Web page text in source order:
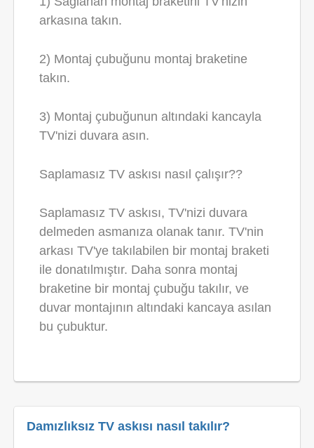
arkasına takın.
2) Montaj çubuğunu montaj braketine
takın.
3) Montaj çubuğunun altındaki kancayla
TV'nizi duvara asın.
Saplamasız TV askısı nasıl çalışır??
Saplamasız TV askısı, TV'nizi duvara
delmeden asmanıza olanak tanır. TV'nin
arkası TV'ye takılabilen bir montaj braketi
ile donatılmıştır. Daha sonra montaj
braketine bir montaj çubuğu takılır, ve
duvar montajının altındaki kancaya asılan
bu çubuktur.
Damızlıksız TV askısı nasıl takılır?